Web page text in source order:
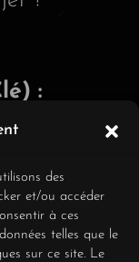
des
et/ou accéder
à ces
telles que le
sur ce site. Le
: